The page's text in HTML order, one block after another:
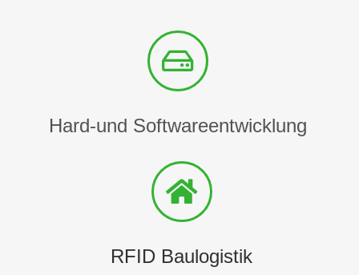
Hard-und Softwareentwicklung
RFID Baulogistik